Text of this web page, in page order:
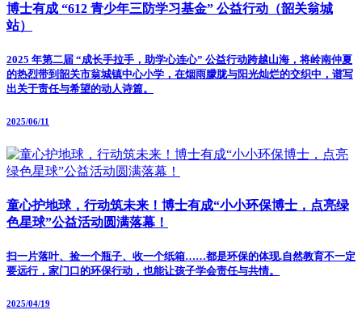
博士有成 “612 青少年三防学习基金” 公益行动（韶关翁城
站）
2025 年第二届 “成长手拉手，助学心连心” 公益行动跨越山海，将岭南仲夏
的热烈带到韶关市翁城镇中心小学，在烟雨朦胧与阳光灿烂的交织中，谱写
出关于责任与希望的动人诗篇。
2025/06/11
童心护地球，行动筑未来！博士有成“小小环保博士，点亮绿
色星球”公益活动圆满落幕！
扫一片落叶、捡一个瓶子、收一个纸箱……都是环保的体现.自然教育不一定
要远行，家门口的环保行动，也能让孩子学会责任与共情。
2025/04/19